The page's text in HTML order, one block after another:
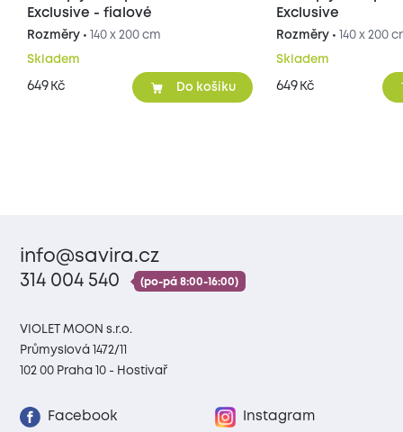
Exclusive - fialové
Rozměry • 140 x 200 cm
Skladem
649 Kč Do košíku
Exclusive
Rozměry • 140 x 200
Skladem
649 Kč
info@savira.cz
314 004 540
(po-pá 8:00-16:00)
VIOLET MOON s.r.o.
Průmyslová 1472/11
102 00 Praha 10 - Hostivař
Facebook Instagram